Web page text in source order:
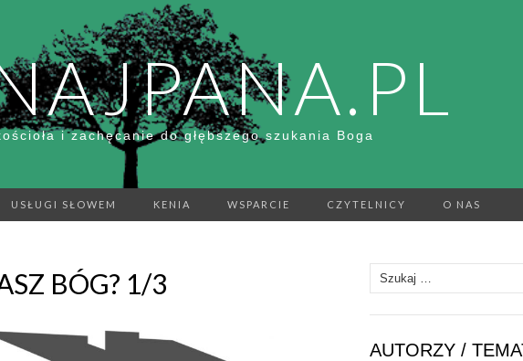
i zachęcanie do głębszego szukania Boga
USŁUGI SŁOWEM KENIA WSPARCIE CZYTELNICY O NAS
BÓG? 1/3 Szukaj:
AUTORZY /